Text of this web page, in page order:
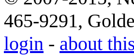
465-9291,
login - about